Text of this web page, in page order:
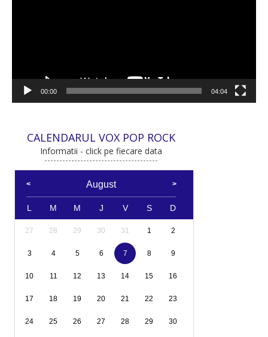
00:00 04:04
CALENDARUL VOX POP ROCK
Informatii - click pe fiecare data
August
L M M J V S D
27 28 29 30 31 1 2
3 4 5 6 7 8 9
10 11 12 13 14 15 16
17 18 19 20 21 22 23
24 25 26 27 28 29 30